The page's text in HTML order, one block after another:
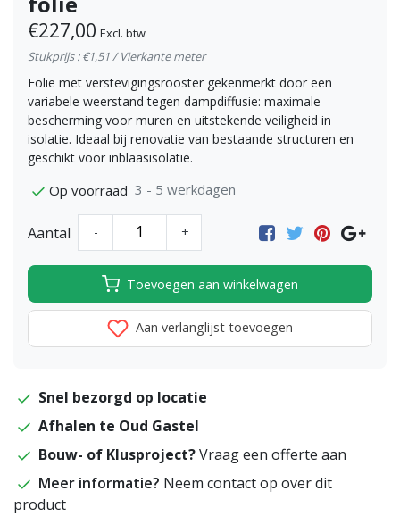
€227,00 Excl. btw
Stukprijs : €1,51 / Vierkante meter
Folie met verstevigingsrooster gekenmerkt door een
variabele weerstand tegen dampdiffusie: maximale
bescherming voor muren en uitstekende veiligheid in
isolatie. Ideaal bij renovatie van bestaande structuren en
geschikt voor inblaasisolatie.
Op voorraad 3 - 5 werkdagen
Aantal - +
Toevoegen aan winkelwagen
Aan verlanglijst toevoegen
Snel bezorgd op locatie
Afhalen te Oud Gastel
Bouw- of Klusproject?Vraag een offerte aan
Meer informatie? Neem contact op over dit
product